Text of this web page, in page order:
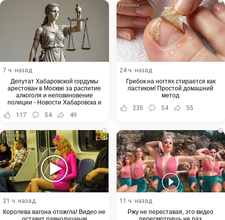
7 ч. назад
Депутат Хабаровской гордумы
арестован в Москве за распитие
алкоголя и неповиновение
полиции - Новости Хабаровска и
117 54 49
24 ч. назад
Грибок на ногтях стирается как
ластиком! Простой домашний
метод
235
54 55
i
21 ч. назад
Королева вагона отожгла! Видео не
i
11 ч. назад
Ржу не переставая, это видео